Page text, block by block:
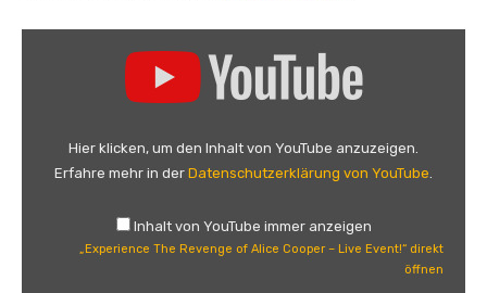
Hier klicken, um den Inhalt von YouTube anzuzeigen.
Erfahre mehr in der Datenschutzerklärung von YouTube.
Inhalt von YouTube immer anzeigen
„Experience The Revenge of Alice Cooper – Live Event!“ direkt
öffnen